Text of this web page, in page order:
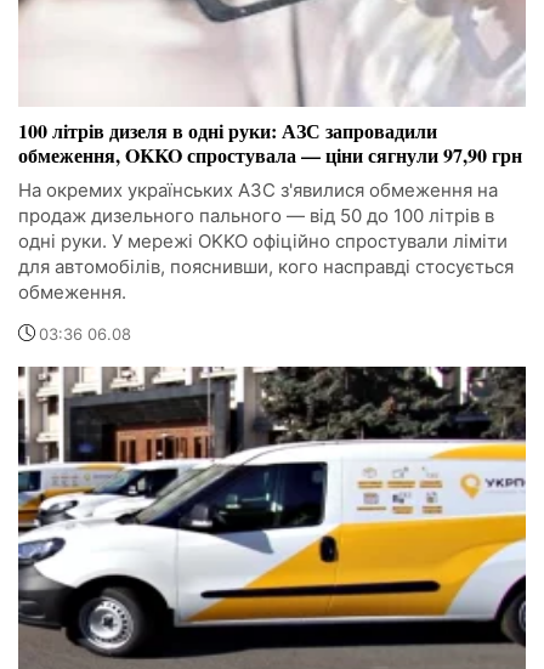
100 літрів дизеля в одні руки: АЗС запровадили
обмеження, OKKO спростувала — ціни сягнули 97,90 грн
На окремих українських АЗС з'явилися обмеження на
продаж дизельного пального — від 50 до 100 літрів в
одні руки. У мережі OKKO офіційно спростували ліміти
для автомобілів, пояснивши, кого насправді стосується
обмеження.
03:36 06.08